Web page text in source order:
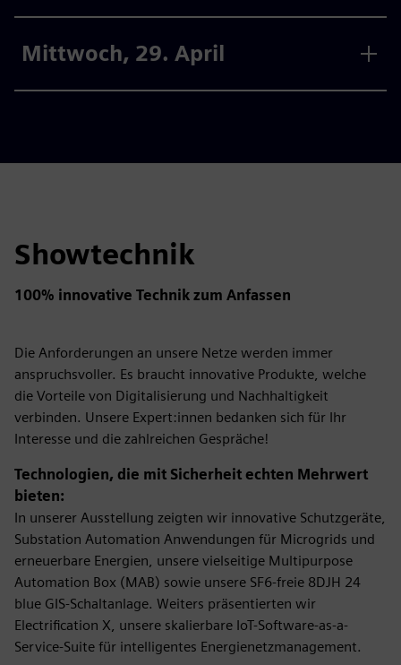
Mittwoch, 29. April
Showtechnik
100% innovative Technik zum Anfassen
Die Anforderungen an unsere Netze werden immer
anspruchsvoller. Es braucht innovative Produkte, welche
die Vorteile von Digitalisierung und Nachhaltigkeit
verbinden. Unsere Expert:innen bedanken sich für Ihr
Interesse und die zahlreichen Gespräche!
Technologien, die mit Sicherheit echten Mehrwert
bieten:
In unserer Ausstellung zeigten wir innovative Schutzgeräte,
Substation Automation Anwendungen für Microgrids und
erneuerbare Energien, unsere vielseitige Multipurpose
Automation Box (MAB) sowie unsere SF6-freie 8DJH 24
blue GIS-Schaltanlage. Weiters präsentierten wir
Electrification X, unsere skalierbare IoT-Software-as-a-
Service-Suite für intelligentes Energienetzmanagement.